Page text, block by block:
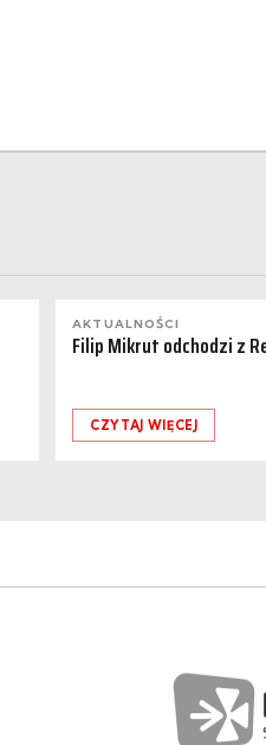
AKTUALNOŚCI
Filip Mikrut odchodzi z
CZYTAJ WIĘCEJ